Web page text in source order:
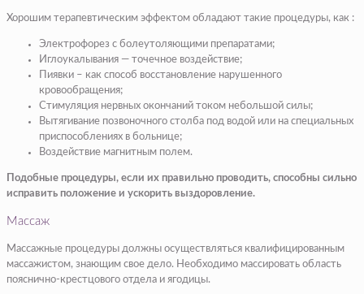
Хорошим терапевтическим эффектом обладают такие процедуры, как :
Электрофорез с болеутоляющими препаратами;
Иглоукалывания — точечное воздействие;
Пиявки – как способ восстановление нарушенного
кровообращения;
Стимуляция нервных окончаний током небольшой силы;
Вытягивание позвоночного столба под водой или на специальных
приспособлениях в больнице;
Воздействие магнитным полем.
Подобные процедуры, если их правильно проводить, способны сильно
исправить положение и ускорить выздоровление.
Массаж
Массажные процедуры должны осуществляться квалифицированным
массажистом, знающим свое дело. Необходимо массировать область
пояснично-крестцового отдела и ягодицы.